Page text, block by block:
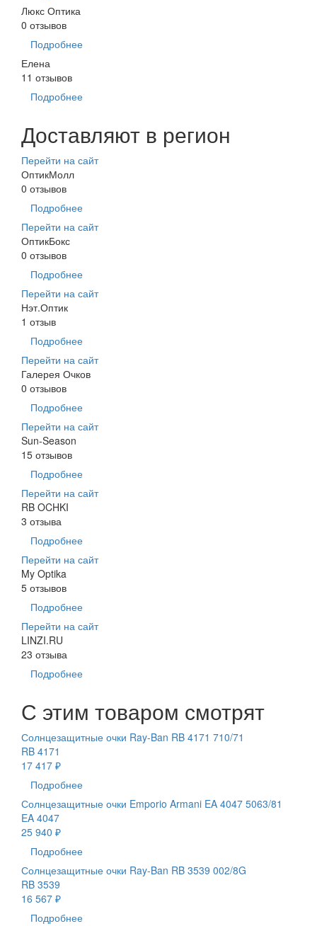
Люкс Оптика
0 отзывов
Подробнее
Елена
11 отзывов
Подробнее
Доставляют в регион
Перейти на сайт
ОптикМолл
0 отзывов
Подробнее
Перейти на сайт
ОптикБокс
0 отзывов
Подробнее
Перейти на сайт
Нэт.Оптик
1 отзыв
Подробнее
Перейти на сайт
Галерея Очков
0 отзывов
Подробнее
Перейти на сайт
Sun-Season
15 отзывов
Подробнее
Перейти на сайт
RB OCHKI
3 отзыва
Подробнее
Перейти на сайт
My Optika
5 отзывов
Подробнее
Перейти на сайт
LINZI.RU
23 отзыва
Подробнее
С этим товаром смотрят
Солнцезащитные очки Ray-Ban RB 4171 710/71
RB 4171
17 417 ₽
Подробнее
Солнцезащитные очки Emporio Armani EA 4047 5063/81
EA 4047
25 940 ₽
Подробнее
Солнцезащитные очки Ray-Ban RB 3539 002/8G
RB 3539
16 567 ₽
Подробнее